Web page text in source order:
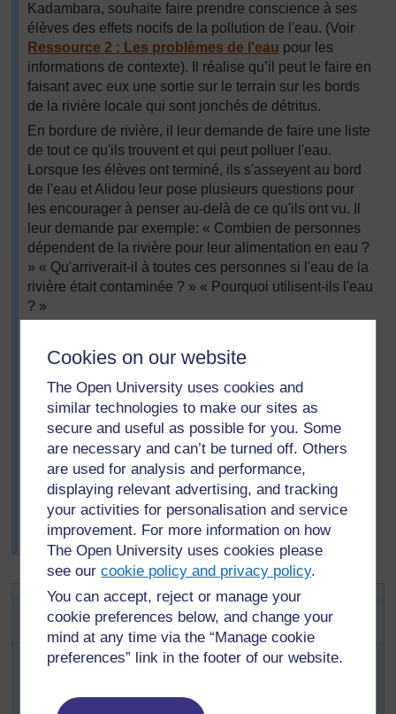
Cookies on our website
The Open University uses cookies and
similar technologies to make our sites as
secure and useful as possible for you. Some
are necessary and can’t be turned off. Others
are used for analysis and performance,
displaying relevant advertising, and tracking
your activities for personalisation and service
improvement. For more information on how
The Open University uses cookies please
see ourcookie policy and privacy policy.
You can accept, reject or manage your
cookie preferences below, and change your
mind at any time via the “Manage cookie
preferences” link in the footer of our website.
Kadambara, souhaite faire prendre conscience à ses
élèves des effets nocifs de la pollution de l'eau. (Voir
Ressource 2 : Les problèmes de l'eau pour les
informations de contexte). Il réalise qu’il peut le faire en
faisant avec eux une sortie sur le terrain sur les bords
de la rivière locale qui sont jonchés de détritus.
En bordure de rivière, il leur demande de faire une liste
de tout ce qu'ils trouvent et qui peut polluer l'eau.
Lorsque les élèves ont terminé, ils s'asseyent au bord
de l'eau et Alidou leur pose plusieurs questions pour
les encourager à penser au-delà de ce qu'ils ont vu. Il
leur demande par exemple: « Combien de personnes
dépendent de la rivière pour leur alimentation en eau ?
» « Qu'arriverait-il à toutes ces personnes si l'eau de la
rivière était contaminée ? » « Pourquoi utilisent-ils l'eau
? »
de concevoir une stratégie pour nettoyer la rivière et
élèves et les aide, et est émerveillé des plans qu'il voit
naître sous ses yeux. Les enfants évoquent la
possibilité d'impliquer la communauté et l'école pour
combattre la pollution, non seulement dans la rivière
mais aussi dans le village. Alidou sent qu’il a atteint son
but de faire prendre conscience des effets nocifs de la
pollution de l'eau, et est ravi d'avoir encouragé une
attitude responsable dans la communauté chez ses
élèves.
Activité 2: Une expérience sur la
pollution
Pour rafraîchir ou approfondir vos propres
Ressource 2 : Les problèmes de l’eau.